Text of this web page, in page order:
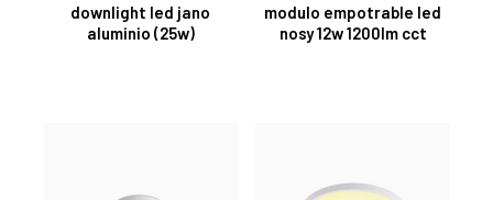
downlight led jano
aluminio (25w)
modulo empotrable led
nosy 12w 1200lm cct